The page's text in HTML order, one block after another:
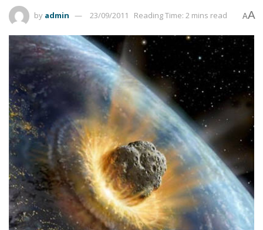
by admin 23/09/2011 Reading Time: 2 mins read AA